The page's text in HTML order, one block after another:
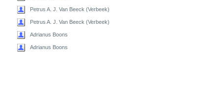
Petrus A. J. Van Beeck (Verbeek)
Petrus A. J. Van Beeck (Verbeek)
Adrianus Boons
Adrianus Boons